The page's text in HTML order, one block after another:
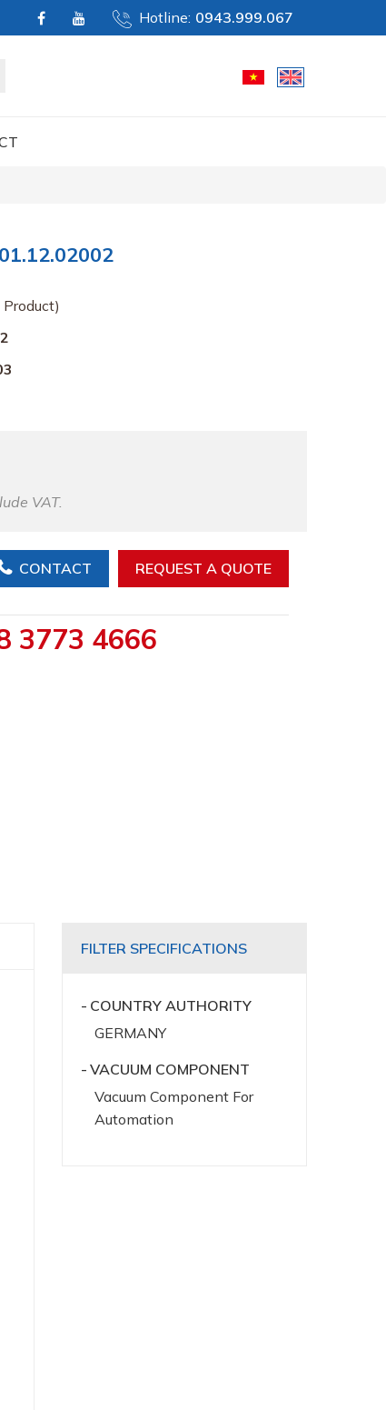
Hotline: 0943.999.067
VAT.
CONTACT REQUEST A QUOTE
3773 4666
FILTER SPECIFICATIONS
COUNTRY AUTHORITY
GERMANY
VACUUM COMPONENT
Vacuum Component For
Automation